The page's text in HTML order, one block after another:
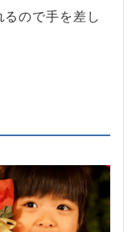
ので手を差し